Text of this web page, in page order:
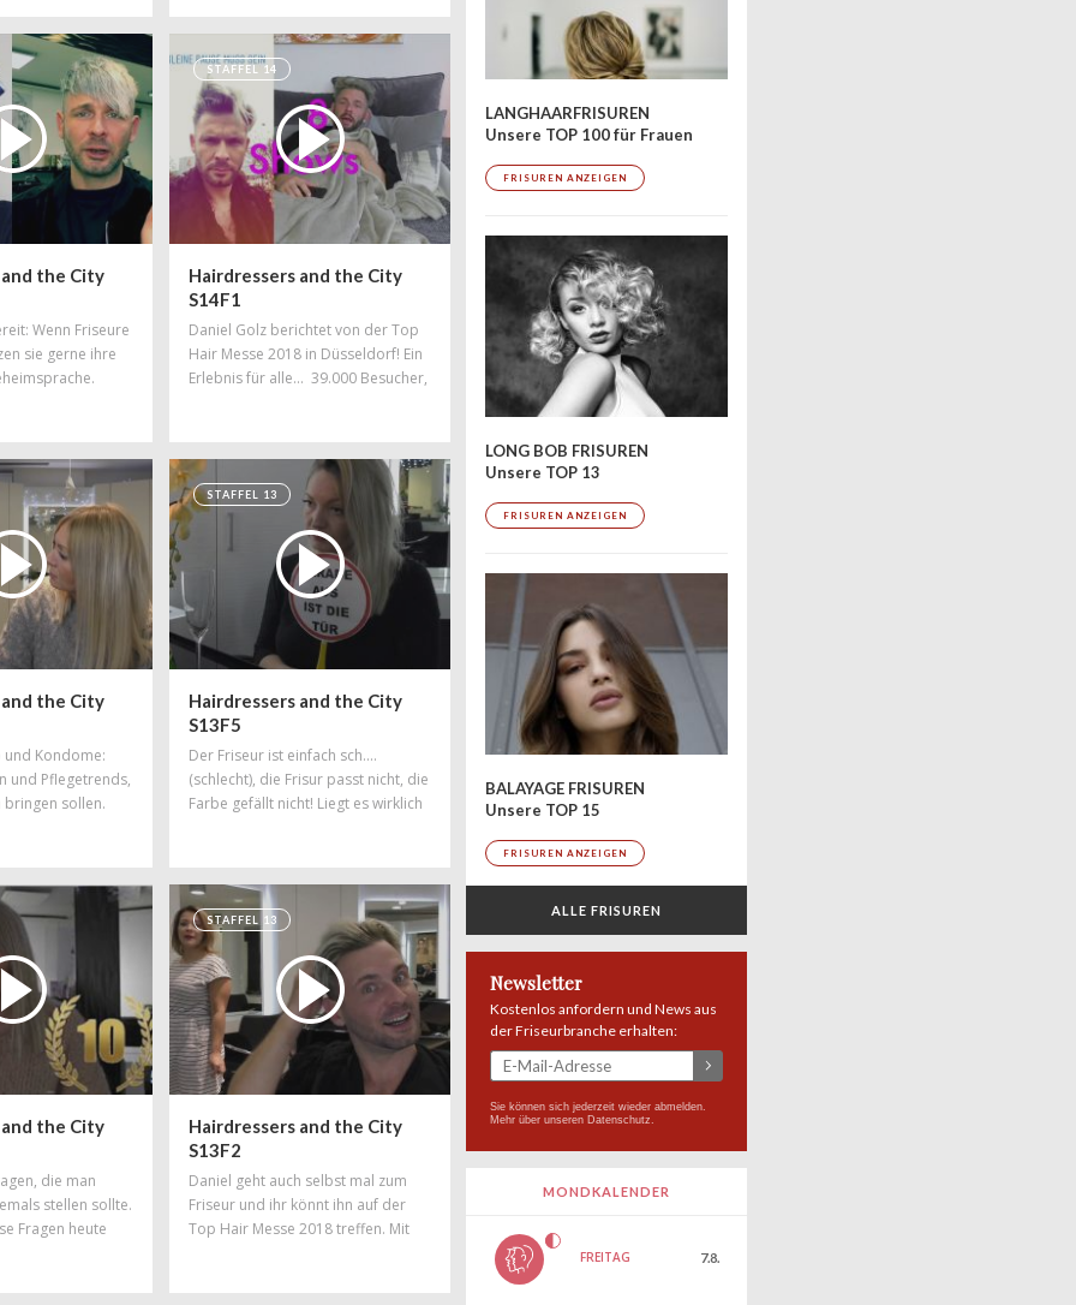
the City
Wenn Friseure
sie gerne ihre
STAFFEL 14
Hairdressers and the City
S14F1
Daniel Golz berichtet von der Top
Hair Messe 2018 in Düsseldorf! Ein
Erlebnis für alle... 39.000 Besucher,
the City
und Kondome:
und Pflegetrends,
bringen sollen.
STAFFEL 13
Hairdressers and the City
S13F5
Der Friseur ist einfach sch....
(schlecht), die Frisur passt nicht, die
Farbe gefällt nicht! Liegt es wirklich
the City
die man
stellen sollte.
Fragen heute
STAFFEL 13
Hairdressers and the City
S13F2
Daniel geht auch selbst mal zum
Friseur und ihr könnt ihn auf der
Top Hair Messe 2018 treffen. Mit
LANGHAARFRISUREN
Unsere TOP 100 für Frauen
FRISUREN ANZEIGEN
LONG BOB FRISUREN
Unsere TOP 13
FRISUREN ANZEIGEN
BALAYAGE FRISUREN
Unsere TOP 15
FRISUREN ANZEIGEN
ALLE FRISUREN
Newsletter
Kostenlos anfordern und News aus
der Friseurbranche erhalten:
Sie können sich jederzeit wieder abmelden.
Mehr über unseren Datenschutz.
MONDKALENDER
FREITAG 7.8.